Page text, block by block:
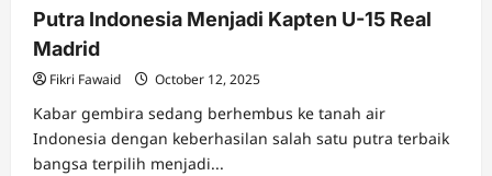
Putra Indonesia Menjadi Kapten U-15 Real
Madrid
Fikri Fawaid October 12, 2025
Kabar gembira sedang berhembus ke tanah air
Indonesia dengan keberhasilan salah satu putra terbaik
bangsa terpilih menjadi...